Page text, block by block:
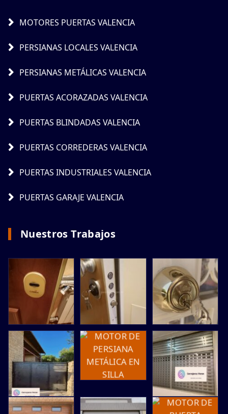
MOTORES PUERTAS VALENCIA
PERSIANAS LOCALES VALENCIA
PERSIANAS METÁLICAS VALENCIA
PUERTAS ACORAZADAS VALENCIA
PUERTAS BLINDADAS VALENCIA
PUERTAS CORREDERAS VALENCIA
PUERTAS INDUSTRIALES VALENCIA
PUERTAS GARAJE VALENCIA
Nuestros Trabajos